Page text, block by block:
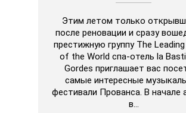
Этим летом только
после реновации и сразу
престижную группу The
of the World спа-отель la
Gordes приглашает вас
самые интересные
фестивали Прованса. В начале
в…